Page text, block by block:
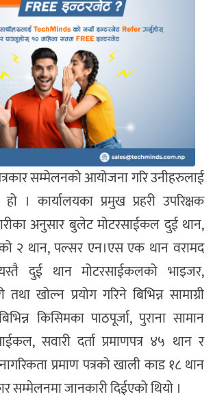
सम्मेलनको आयोजना गरि उनीहरुलाई
। कार्यालयका प्रमुख प्रहरी उपरिक्षक
अनुसार बुलेट मोटरसाईकल दुई थान,
२ थान, पल्सर एन।एस एक थान वरामद
दुई थान मोटरसाईकलको भाइजर,
खोल्न प्रयोग गरिने बिभिन्न सामाग्री
किसिमका पाठपूर्जा, पुराना सामान
सवारी दर्ता प्रमाणपत्र ४५ थान र
प्रमाण पत्रको खाली काड १८ थान
सम्मेलनमा जानकारी दिईएको थियो ।